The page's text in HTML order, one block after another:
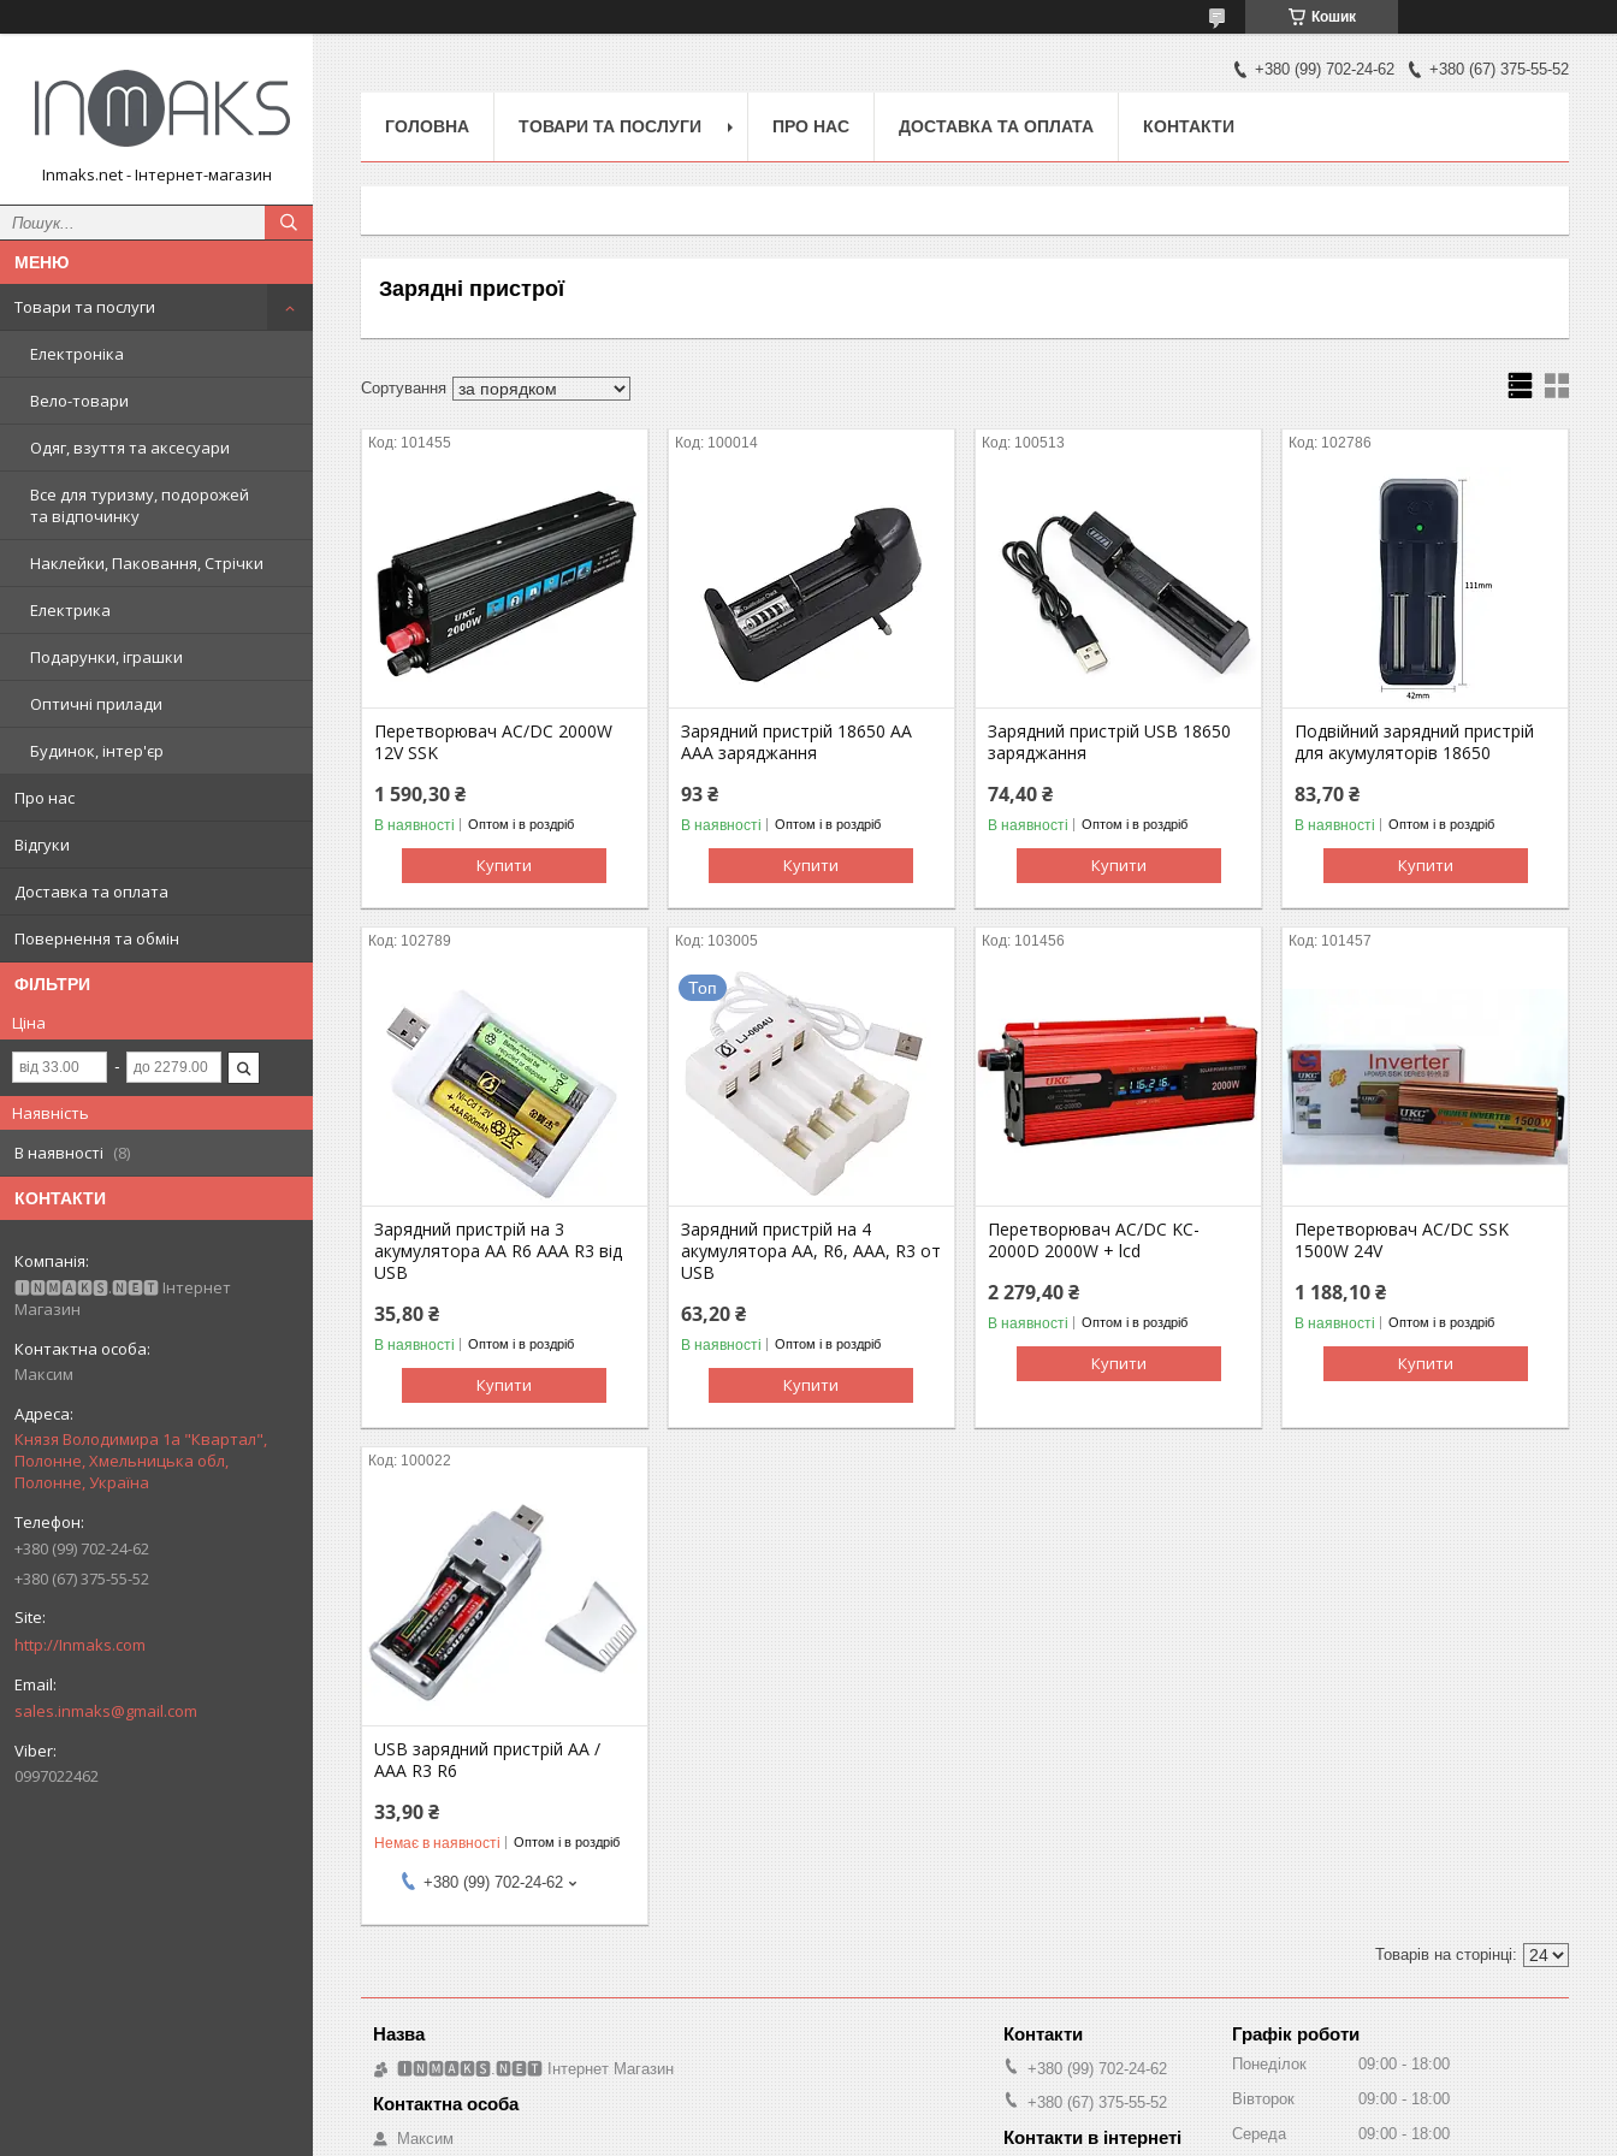
Кошик
Inmaks.net - Інтернет-магазин
Товари та послуги
Електроніка
Вело-товари
Одяг, взуття та аксесуари
Все для туризму, подорожей
та відпочинку
Наклейки, Паковання, Стрічки
Електрика
Подарунки, іграшки
Оптичні прилади
Будинок, інтер'єр
Про нас
Відгуки
Доставка та оплата
Повернення та обмін
ФІЛЬТРИ
Ціна
Наявність
В наявності
8
КОНТАКТИ
🅸🅽🅼🅰🅺🆂.🅽🅴🆃 Інтернет
Магазин
Максим
Князя Володимира 1а "Квартал",
Полонне, Хмельницька обл,
Полонне, Україна
+380 (99) 702-24-62
+380 (67) 375-55-52
http://Inmaks.com
sales.inmaks@gmail.com
0997022462
+380 (99) 702-24-62 +380 (67) 375-55-52
ГОЛОВНА ТОВАРИ ТА ПОСЛУГИ ПРО НАС ДОСТАВКА ТА ОПЛАТА КОНТАКТИ
Зарядні пристрої
101455
Перетворювач AC/DC 2000W
12V SSK
1 590,30 ₴
В наявності Оптом і в роздріб
Купити
100014
Зарядний пристрій 18650 AA
AAA заряджання
93 ₴
В наявності Оптом і в роздріб
Купити
100513
Зарядний пристрій USB 18650
заряджання
74,40 ₴
В наявності Оптом і в роздріб
Купити
102786
Подвійний зарядний пристрій
для акумуляторів 18650
83,70 ₴
В наявності Оптом і в роздріб
Купити
102789
Зарядний пристрій на 3
акумулятора AA R6 AAA R3 від
USB
35,80 ₴
В наявності Оптом і в роздріб
Купити
103005
Топ
Зарядний пристрій на 4
акумулятора AA, R6, AAA, R3 от
USB
63,20 ₴
В наявності Оптом і в роздріб
Купити
101456
Перетворювач AC/DC KC-
2000D 2000W + lcd
2 279,40 ₴
В наявності Оптом і в роздріб
Купити
101457
Перетворювач AC/DC SSK
1500W 24V
1 188,10 ₴
В наявності Оптом і в роздріб
Купити
100022
USB зарядний пристрій AA /
AAA R3 R6
33,90 ₴
Немає в наявності Оптом і в роздріб
+380 (99) 702-24-62
🅸🅽🅼🅰🅺🆂.🅽🅴🆃 Інтернет Магазин
Максим
+380 (99) 702-24-62
+380 (67) 375-55-52
Графік роботи
Понеділок 09:00
18:00
Вівторок
09:00
18:00
Середа
09:00 18:00